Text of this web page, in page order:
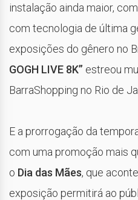
instalação ainda maior,
com tecnologia de última
exposições do gênero no
GOGH LIVE 8K” estreou
BarraShopping no Rio de
E a prorrogação da
com uma promoção mais
o Dia das Mães, que
exposição permitirá ao